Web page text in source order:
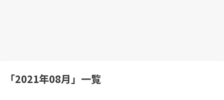
「2021年08月」 一覧